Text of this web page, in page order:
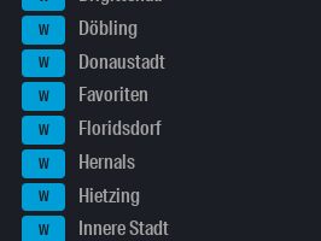
W Döbling
W Donaustadt
W Favoriten
W Floridsdorf
W Hernals
W Hietzing
W Innere Stadt